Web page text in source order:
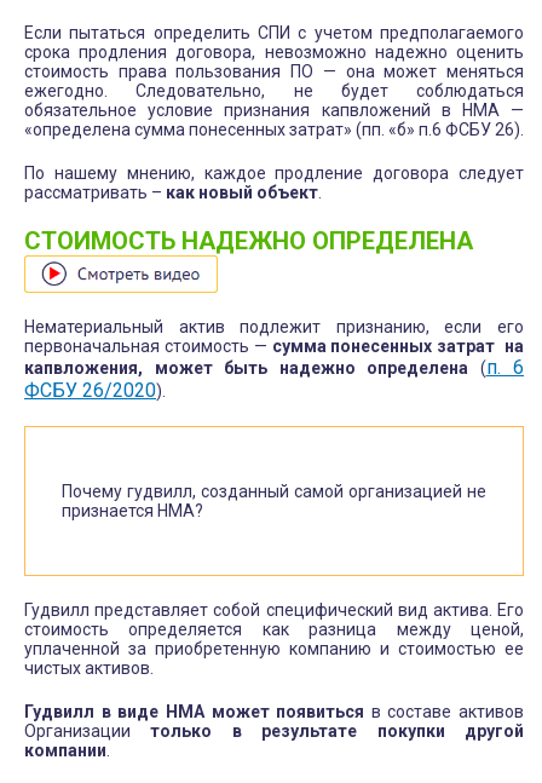
Если пытаться определить СПИ с учетом предполагаемого
срока продления договора, невозможно надежно оценить
стоимость права пользования ПО — она может меняться
ежегодно. Следовательно, не будет соблюдаться
обязательное условие признания капвложений в НМА —
«определена сумма понесенных затрат» (пп. «б» п.6 ФСБУ 26).
По нашему мнению, каждое продление договора следует
рассматривать – как новый объект
СТОИМОСТЬ НАДЕЖНО ОПРЕДЕЛЕНА
Нематериальный актив подлежит признанию, если его
первоначальная стоимость — сумма понесенных затрат на
капвложения, может быть надежно определена (п. 6
ФСБУ 26/2020).
Почему гудвилл, созданный самой организацией не
признается НМА?
Гудвилл представляет собой специфический вид актива. Его
стоимость определяется как разница между ценой,
уплаченной за приобретенную компанию и стоимостью ее
чистых активов.
Гудвилл в виде НМА может появиться в составе активов
Организациитолько в результате покупки другой
компании.